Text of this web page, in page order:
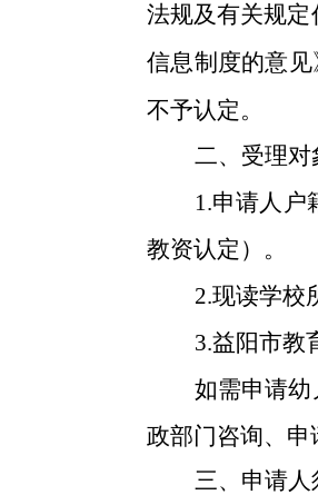
法规及有关规
信息制度的意见
不予认定。
二、受理对
1.申请人户
教资认定 ）。
2.现读学校
3.益阳市教
如需申请
政部门咨询、申
三、申请